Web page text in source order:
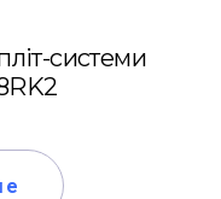
системи